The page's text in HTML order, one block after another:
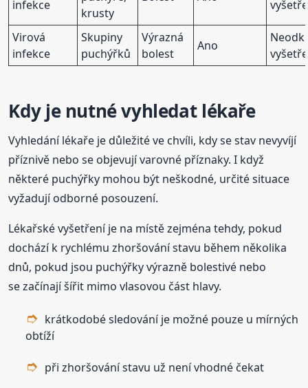
infekce
krusty
Virová
infekce
Skupiny
puchýřků
Výrazná
bolest
Ano
Kdy je nutné vyhledat lékaře
Vyhledání lékaře je důležité ve chvíli, kdy se stav nevyvíjí
příznivě nebo se objevují varovné příznaky. I když
některé puchýřky mohou být neškodné, určité situace
vyžadují odborné posouzení.
Lékařské vyšetření je na místě zejména tehdy, pokud
dochází k rychlému zhoršování stavu během několika
dnů, pokud jsou puchýřky výrazně bolestivé nebo
se začínají šířit mimo vlasovou část hlavy.
krátkodobé sledování je možné pouze u mírných
obtíží
při zhoršování stavu už není vhodné čekat